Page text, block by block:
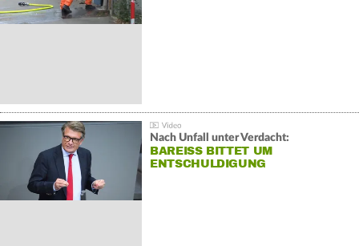
Nach Unfall unter Verdacht:
BAREISS BITTET UM E
NTSCHULDIGUNG